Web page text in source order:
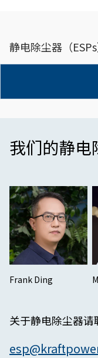
静电除尘器（ESPs
我们的静电
Frank Ding
关于静电除尘器请